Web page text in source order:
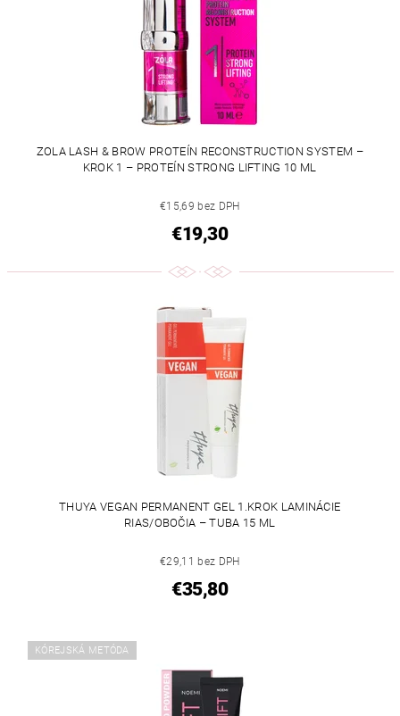
ZOLA LASH & BROW PROTEÍN RECONSTRUCTION SYSTEM –
KROK 1 – PROTEÍN STRONG LIFTING 10 ML
€15,69 bez DPH
€19,30
THUYA VEGAN PERMANENT GEL 1.KROK LAMINÁCIE
RIAS/OBOČIA – TUBA 15 ML
€29,11 bez DPH
€35,80
KÓREJSKÁ METÓDA